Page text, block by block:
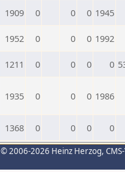
1909 0 0 0 1945
1952 0 0 0 1992
1211 0 0 0 0
1935 0 0 0 1986
1368 0 0 0 0
© 2006-2026 Heinz Herzog,